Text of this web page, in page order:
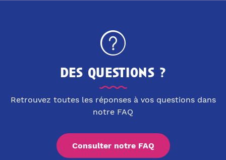
des questions ?
Retrouvez toutes les réponses à vos questions dans
notre FAQ
Consulter notre FAQ